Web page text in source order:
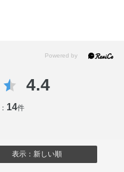
4.4
14件
表示：新しい順